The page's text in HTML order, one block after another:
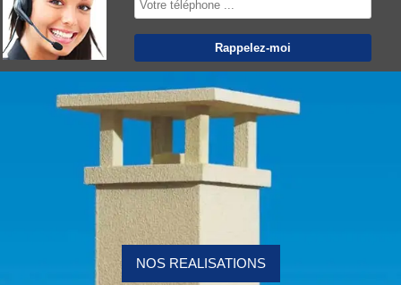
NOS REALISATIONS